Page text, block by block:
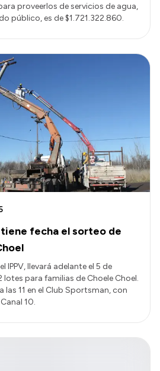
proveerlos de servicios de agua,
público, es de $1.721.322.860.
fecha el sorteo de
IPPV, llevará adelante el 5 de
lotes para familias de Choele Choel.
las 11 en el Club Sportsman, con
10.